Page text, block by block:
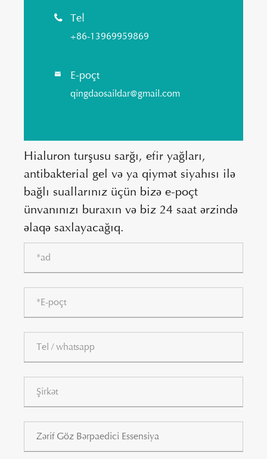
 Tel
+86-13969959869
 E-poçt
qingdaosaildar@gmail.com
Hialuron turşusu sarğı, efir yağları,
antibakterial gel və ya qiymət siyahısı ilə
bağlı suallarınız üçün bizə e-poçt
ünvanınızı buraxın və biz 24 saat ərzində
əlaqə saxlayacağıq.